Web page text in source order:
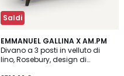
Saldi
EMMANUEL GALLINA X AM.PM
Divano a 3 posti in velluto di
lino, Rosebury, design di
5
Colori